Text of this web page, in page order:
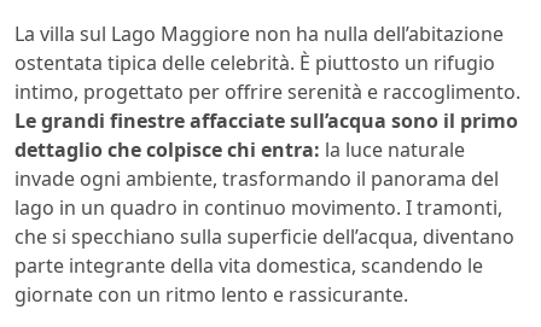
La villa sul Lago Maggiore non ha nulla dell’abitazione
ostentata tipica delle celebrità. È piuttosto un rifugio
intimo, progettato per offrire serenità e raccoglimento.
Le grandi finestre affacciate sull’acqua sono il primo
dettaglio che colpisce chi entra: la luce naturale
invade ogni ambiente, trasformando il panorama del
lago in un quadro in continuo movimento. I tramonti,
che si specchiano sulla superficie dell’acqua, diventano
parte integrante della vita domestica, scandendo le
giornate con un ritmo lento e rassicurante.